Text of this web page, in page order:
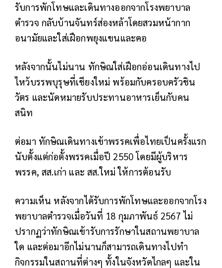
รับการพักโทษและเดินทางออกจากโรงพยาบาล
ตำรวจ กลับบ้านจันทร์ส่องหล้าโดยสวมหน้ากาก
อนามัยและใส่เฝือกพยุงแขนและคอ
หลังจากนั้นไม่นาน ทักษิณใส่เฝือกอ่อนเดินทางไป
ไหว้บรรพบุรุษที่เชียงใหม่ พร้อมกับครอบครัวชิน
วัตร และนัดหมายรับประทานอาหารเย็นกับคน
สนิท
ต่อมา ทักษิณเดินทางเข้าพรรคเพื่อไทยเป็นครั้งแรก
นับตั้งแต่ก่อตั้งพรรคเมื่อปี 2550 โดยมีผู้บริหาร
พรรค, สส.เก่า และ สส.ใหม่ ให้การต้อนรับ
ความเห็น หลังจากได้รับการพักโทษและออกจากโรง
พยาบาลตำรวจเมื่อวันที่ 18 กุมภาพันธ์ 2567 ไม่
ปรากฏว่าทักษิณเข้ารับการรักษาในสถานพยาบาล
ใด และต่อมาอีกไม่นานก็สามารถเดินทางไปทำ
กิจกรรมในสถานที่ต่างๆ ทั้งในจังหวัดไกลๆ และใน